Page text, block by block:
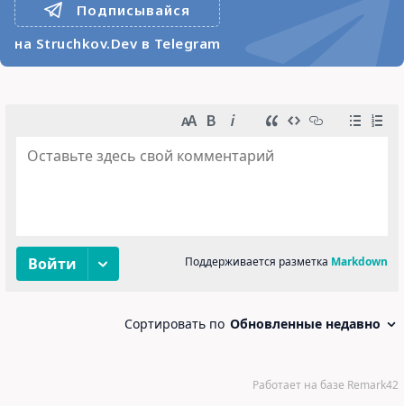
Подписывайся
на Struchkov.Dev в Telegram